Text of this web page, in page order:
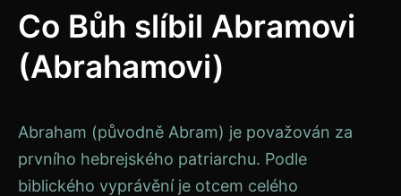
2020
Co Bůh slíbil Abramovi
(Abrahamovi)
Abraham (původně Abram) je považován za
prvního hebrejského patriarchu. Podle
biblického vyprávění je otcem celého